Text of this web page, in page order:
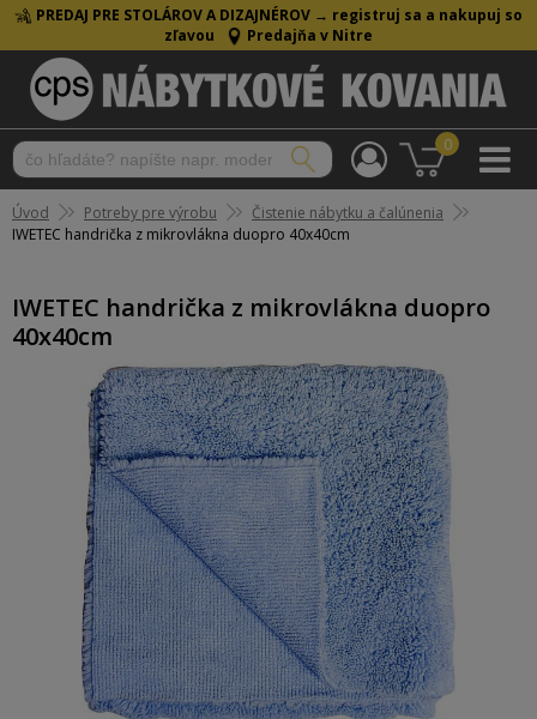
PREDAJ PRE STOLÁROV A DIZAJNÉROV → registruj sa a nakupuj so
zľavou
Predajňa v Nitre
0
Úvod Potreby pre výrobu
Čistenie nábytku a čalúnenia
IWETEC handrička z mikrovlákna duopro 40x40cm
IWETEC handrička z mikrovlákna duopro
40x40cm